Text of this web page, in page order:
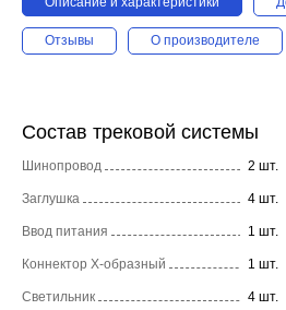
Отзывы О производителе
Состав трековой системы
Шинопровод 2 шт.
Заглушка 4 шт.
Ввод питания 1 шт.
Коннектор X-образный 1 шт.
Светильник 4 шт.